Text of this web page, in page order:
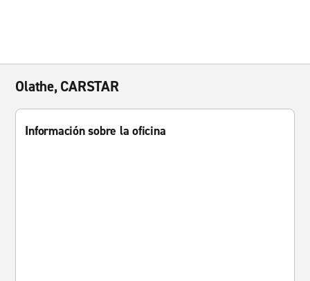
Olathe, CARSTAR
Información sobre la oficina